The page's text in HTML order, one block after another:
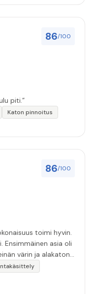
86/100
piti.”
Katon pinnoitus
86/100
toimi hyvin.
Ensimmäinen asia oli
värin ja alakaton
toki että siinä
tähän huomiota.